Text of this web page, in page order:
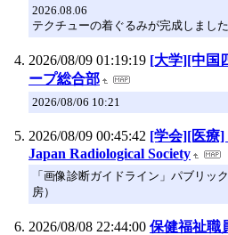
2026.08.06
テクチューの着ぐるみが完成しました
2026/08/09 01:19:19 [大学][中国
ープ総合部
2026/08/06 10:21
2026/08/09 00:45:42 [学会][医療]
Japan Radiological Society
「画像診断ガイドライン」パブリッ
房）
2026/08/08 22:44:00 保健福祉職